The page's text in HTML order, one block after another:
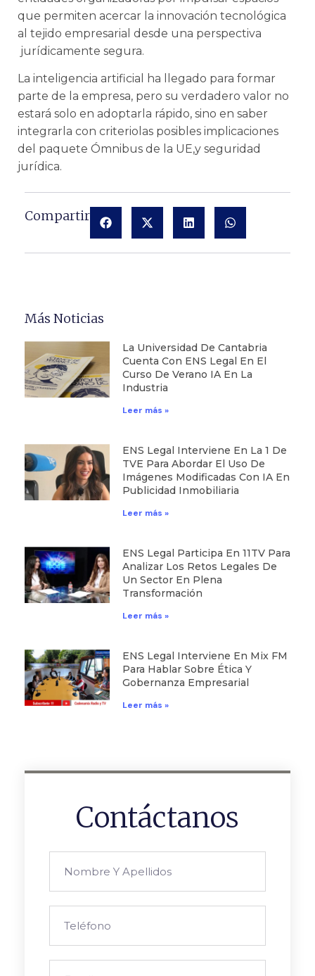
que permiten acercar la innovación tecnológica
al tejido empresarial desde una perspectiva
jurídicamente segura.
La inteligencia artificial ha llegado para formar
parte de la empresa, pero su verdadero valor no
estará solo en adoptarla rápido, sino en saber
integrarla con criterio las posibles implicaciones
del paquete Ómnibus de la UE,y seguridad
jurídica.
Compartir
Más Noticias
La Universidad De Cantabria
Cuenta Con ENS Legal En El
Curso De Verano IA En La
Industria
Leer más »
ENS Legal Interviene En La 1 De
TVE Para Abordar El Uso De
Imágenes Modificadas Con IA En
Publicidad Inmobiliaria
Leer más »
ENS Legal Participa En 11TV Para
Analizar Los Retos Legales De
Un Sector En Plena
Transformación
Leer más »
ENS Legal Interviene En Mix FM
Para Hablar Sobre Ética Y
Gobernanza Empresarial
Leer más »
Contáctanos